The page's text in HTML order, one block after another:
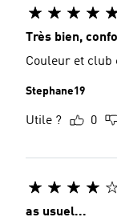
Très bien,
Couleur et club
Stephane19
Utile ? 0
as usuel...